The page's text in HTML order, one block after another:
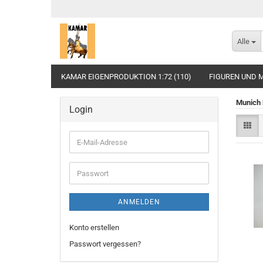
Alle
KAMAR EIGENPRODUKTION 1:72 (110) FIGUREN UND
Munich
Login
E-
Mail-
Adresse
Passwort
ANMELDEN
Konto erstellen
Passwort vergessen?